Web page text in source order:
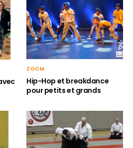
ZOOM
Hip-Hop et breakdance
pour petits et grands